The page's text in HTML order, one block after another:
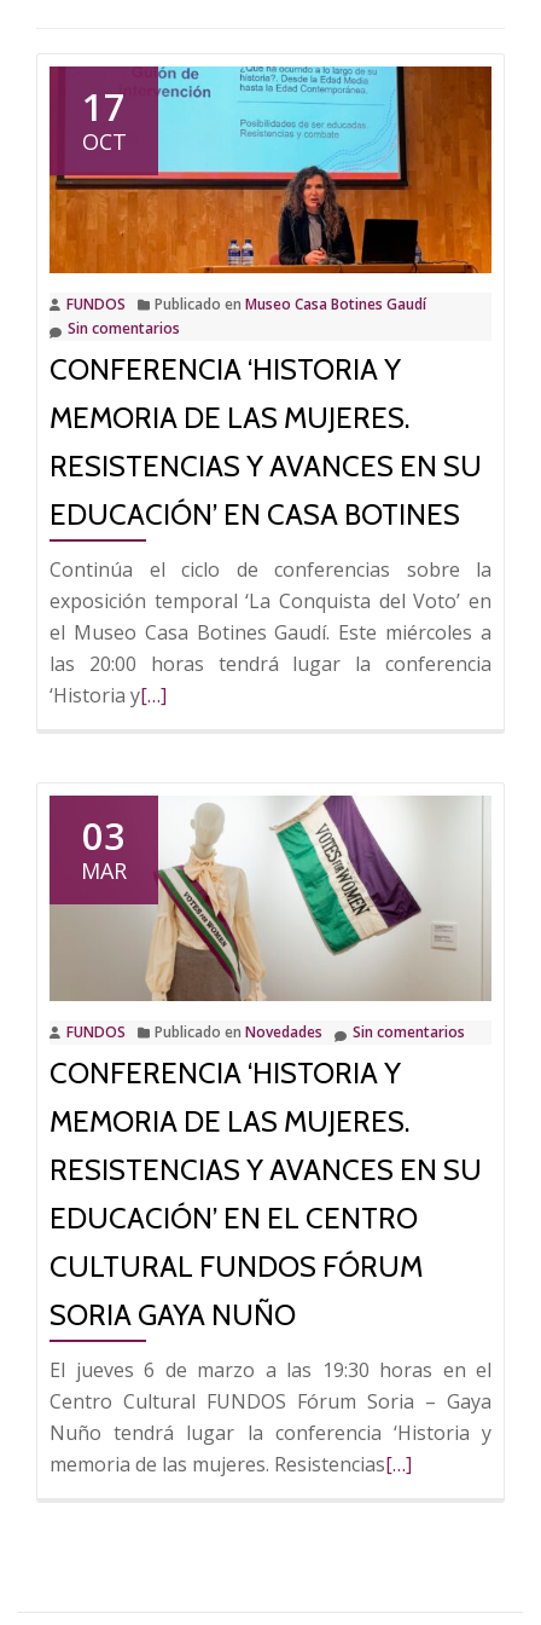
17
OCT
FUNDOS Publicado en Museo Casa Botines Gaudí
Sin comentarios
CONFERENCIA ‘HISTORIA Y
MEMORIA DE LAS MUJERES.
RESISTENCIAS Y AVANCES EN SU
EDUCACIÓN’ EN CASA BOTINES
Continúa el ciclo de conferencias sobre la
exposición temporal ‘La Conquista del Voto’ en
el Museo Casa Botines Gaudí. Este miércoles a
las 20:00 horas tendrá lugar la conferencia
‘Historia yLeer
‘Historia
memoria
de
mujeres.
Resistencias
y
avances
su
educación’
Casa
Botines
[…]
03
MAR
FUNDOS Publicado en Novedades Sin comentarios
CONFERENCIA ‘HISTORIA Y
MEMORIA DE LAS MUJERES.
RESISTENCIAS Y AVANCES EN SU
EDUCACIÓN’ EN EL CENTRO
CULTURAL FUNDOS FÓRUM
SORIA GAYA NUÑO
El jueves 6 de marzo a las 19:30 horas en el
Centro Cultural FUNDOS Fórum Soria – Gaya
Nuño tendrá lugar la conferencia ‘Historia y
memoria de las mujeres. ResistenciasLeer
[…]